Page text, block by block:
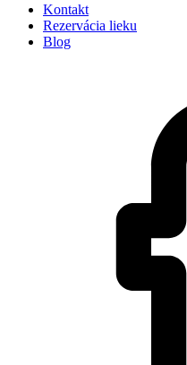
Kontakt
Rezervácia lieku
Blog